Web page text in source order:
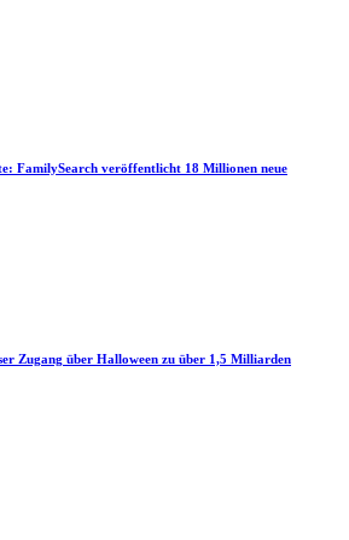
FamilySearch veröffentlicht 18 Millionen neue
Zugang über Halloween zu über 1,5 Milliarden